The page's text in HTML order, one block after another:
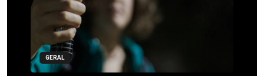
GERAL